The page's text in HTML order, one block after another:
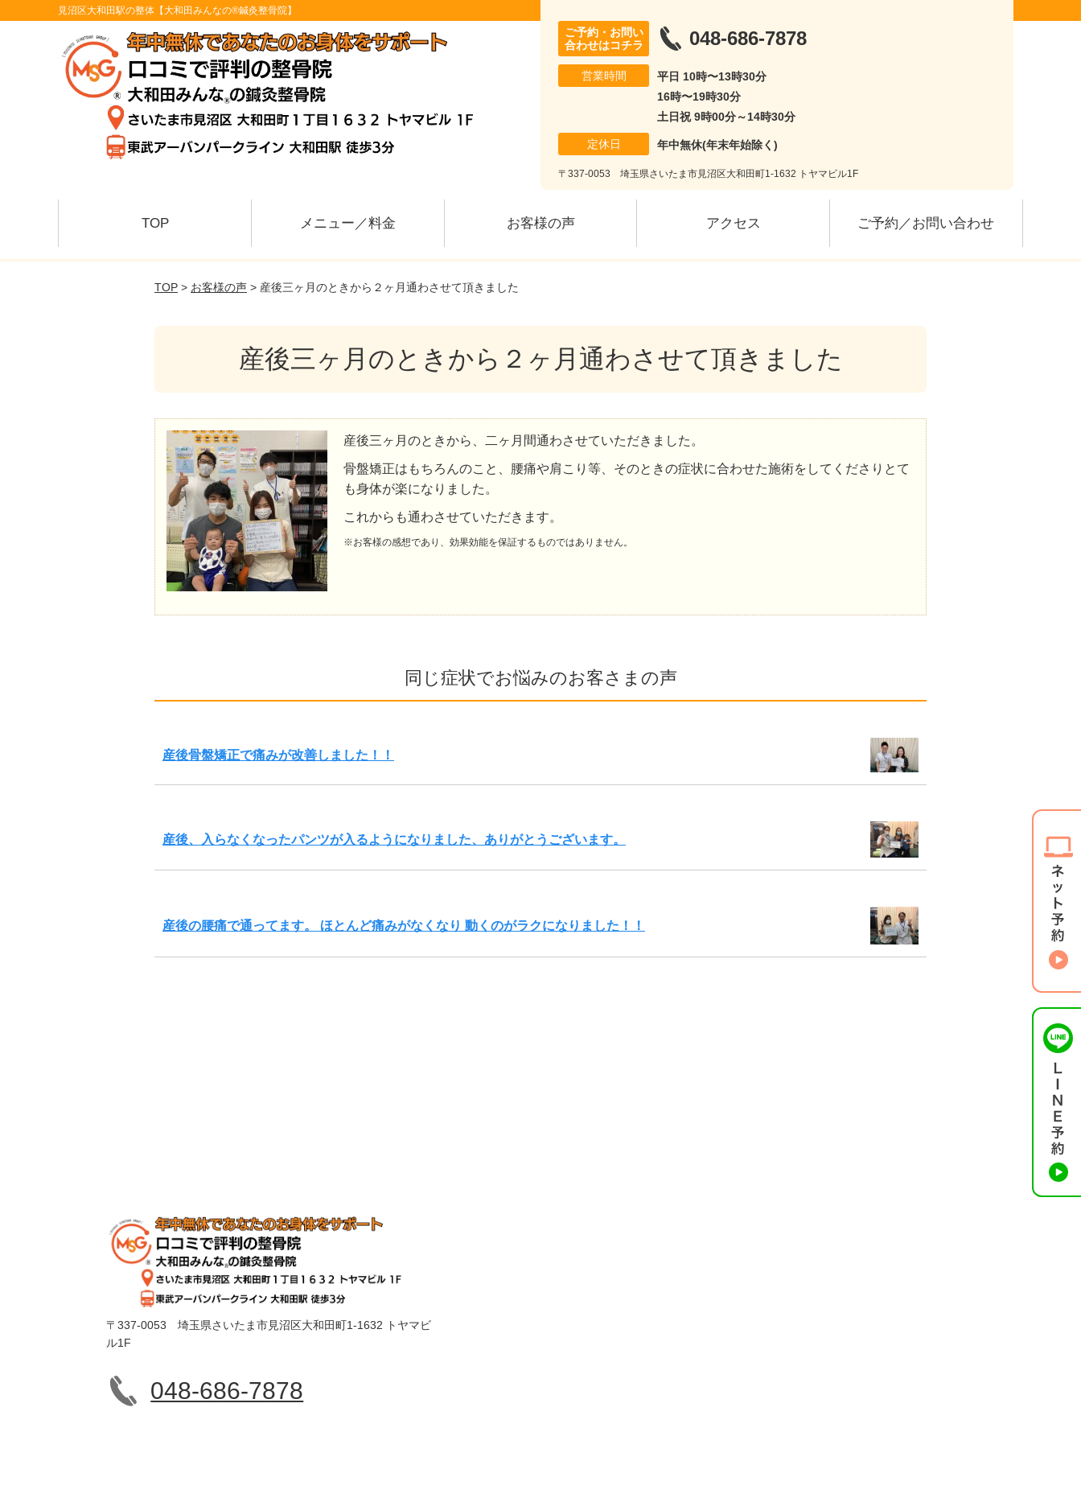
見沼区大和田駅の整体【大和田みんなの®鍼灸整骨院】
ご予約・お問い
合わせはコチラ
048-686-7878
営業時間
平日 10時〜13時30分
16時〜19時30分
土日祝 9時00分～14時30分
定休日 年中無休(年末年始除く)
〒337-0053 埼玉県さいたま市見沼区大和田町1-1632 トヤマビル1F
TOP メニュー／料金 お客様の声 アクセス ご予約／お問い合わせ
TOP > お客様の声 > 産後三ヶ月のときから２ヶ月通わさせて頂きました
産後三ヶ月のときから２ヶ月通わさせて頂きました
産後三ヶ月のときから、二ヶ月間通わさせていただきました。
骨盤矯正はもちろんのこと、腰痛や肩こり等、そのときの症状に合わせた施術をしてくださりとて
も身体が楽になりました。
これからも通わさせていただきます。
※お客様の感想であり、効果効能を保証するものではありません。
同じ症状でお悩みのお客さまの声
産後骨盤矯正で痛みが改善しました！！
産後、入らなくなったパンツが入るようになりました、ありがとうございます。
産後の腰痛で通ってます。 ほとんど痛みがなくなり 動くのがラクになりました！！
〒337-0053 埼玉県さいたま市見沼区大和田町1-1632 トヤマビ
ル1F
048-686-7878